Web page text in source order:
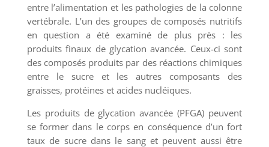
entre l’alimentation et les pathologies de la colonne
vertébrale. L’un des groupes de composés nutritifs
en question a été examiné de plus près : les
produits finaux de glycation avancée. Ceux-ci sont
des composés produits par des réactions chimiques
entre le sucre et les autres composants des
graisses, protéines et acides nucléiques.
Les produits de glycation avancée (PFGA) peuvent
se former dans le corps en conséquence d’un fort
taux de sucre dans le sang et peuvent aussi être